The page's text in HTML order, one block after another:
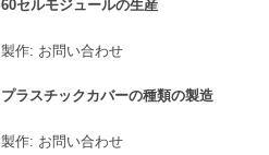
60セルモジュールの生産
製作: お問い合わせ
プラスチックカバーの種類の製造
製作: お問い合わせ